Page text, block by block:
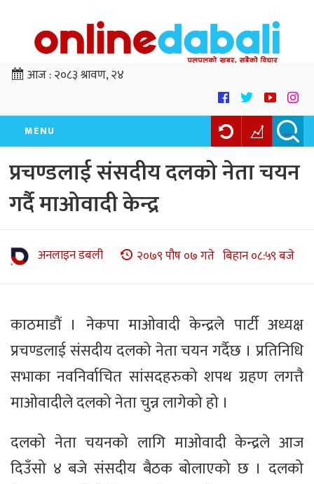
आज :२०८३ श्रावण, २४
MENU
प्रचण्डलाई संसदीय दलको नेता चयन
गर्दै माओवादी केन्द्र
अनलाइन डबली २०७९ पौष ०७ गते बिहान ०८:५९ बजे
काठमाडौं । नेकपा माओवादी केन्द्रले पार्टी अध्यक्ष
प्रचण्डलाई संसदीय दलको नेता चयन गर्दैछ । प्रतिनिधि
सभाका नवनिर्वाचित सांसदहरुको शपथ ग्रहण लगत्तै
माओवादीले दलको नेता चुन्न लागेको हो ।
दलको नेता चयनको लागि माओवादी केन्द्रले आज
दिउँसो ४ बजे संसदीय बैठक बोलाएको छ । दलको